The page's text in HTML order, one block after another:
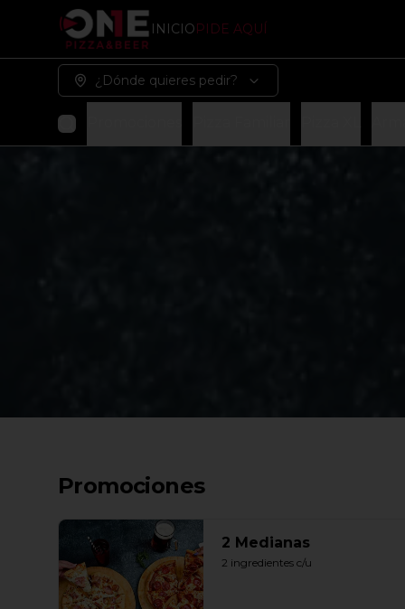
INICIOPIDE AQUÍ
¿Dónde quieres pedir?
Promociones
2 Medianas
2 ingredientes c/u